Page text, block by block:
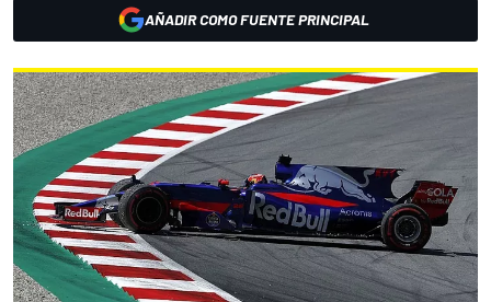
AÑADIR COMO FUENTE PRINCIPAL